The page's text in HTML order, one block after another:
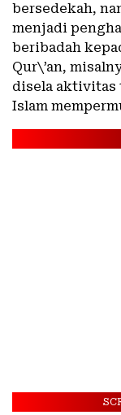
bersedekah,
menjadi
beribadah
Qur\’an,
disela aktivitas
Islam